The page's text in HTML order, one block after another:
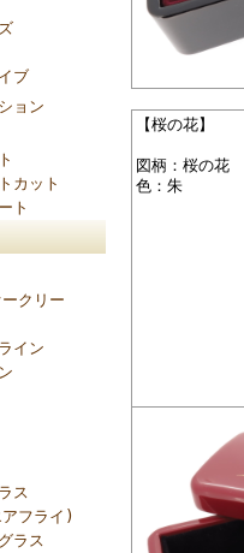
ブ
ョン
カット
ト
クリー
イン
ス
フライ)
ラス
【桜の花】
図柄：桜の花
色：朱